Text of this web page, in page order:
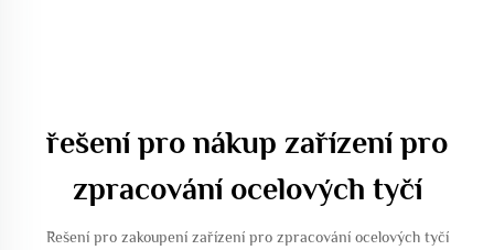
řešení pro nákup zařízení pro
zpracování ocelových tyčí
Řešení pro zakoupení zařízení pro zpracování ocelových tyčí